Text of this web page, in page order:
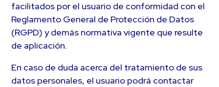
facilitados por el usuario de conformidad con el
Reglamento General de Protección de Datos
(RGPD) y demás normativa vigente que resulte
de aplicación.
En caso de duda acerca del tratamiento de sus
datos personales, el usuario podrá contactar